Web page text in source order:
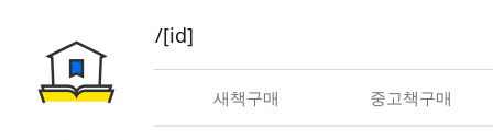
book/rent/[id]
대여 새책구매 중고책구매